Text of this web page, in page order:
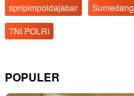
spripimpoldajabar
Sumedang
TNI POLRI
POPULER